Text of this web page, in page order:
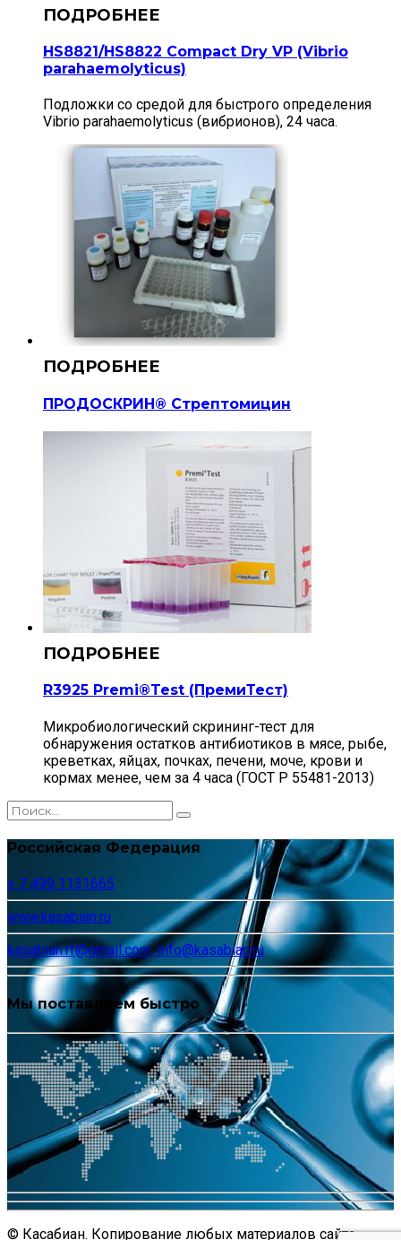
HS8821/HS8822 Compact Dry VP (Vibrio
parahaemolyticus)
Подложки со средой для быстрого определения
Vibrio parahaemolyticus (вибрионов), 24 часа.
ПРОДОСКРИН® Стрептомицин
R3925 Premi®Test (ПремиТест)
Микробиологический скрининг-тест для
обнаружения остатков антибиотиков в мясе, рыбе,
креветках, яйцах, почках, печени, моче, крови и
кормах менее, чем за 4 часа (ГОСТ Р 55481-2013)
Российская Федерация
+ 7 499 1131665
www.kasabian.ru
kasabian.rf@gmail.com, info@kasabian.ru
Мы поставляем быстро
© Касабиан. Копирование любых материалов сайта